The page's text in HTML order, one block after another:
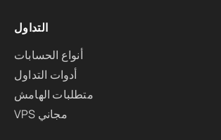
التداول
أنواع الحسابات
أدوات التداول
متطلبات الهامش
VPS مجاني